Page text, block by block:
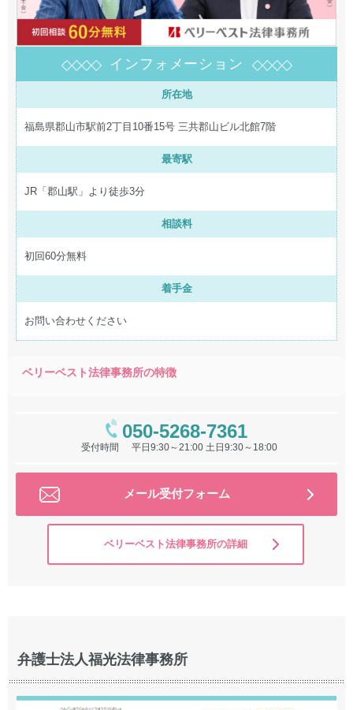
インフォメーション
所在地
福島県郡山市駅前2丁目10番15号 三共郡山ビル北館7階
最寄駅
JR「郡山駅」より徒歩3分
相談料
初回60分無料
着手金
お問い合わせください
ベリーベスト法律事務所の特徴
050-5268-7361
受付時間 平日9:30～21:00 土日9:30～18:00
メール受付フォーム
ベリーベスト法律事務所の詳細
弁護士法人福光法律事務所